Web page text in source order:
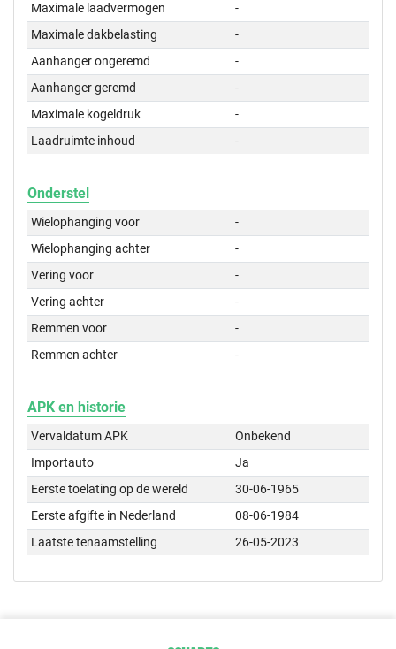
Maximale laadvermogen
-
Maximale dakbelasting
-
Aanhanger ongeremd
-
Aanhanger geremd
-
Maximale kogeldruk
-
Laadruimte inhoud
-
Onderstel
Wielophanging voor
-
Wielophanging achter
-
Vering voor
-
Vering achter
-
Remmen voor
-
Remmen achter
-
APK en historie
Vervaldatum APK
Onbekend
Importauto
Ja
Eerste toelating op de wereld
30-06-1965
Eerste afgifte in Nederland
08-06-1984
Laatste tenaamstelling
26-05-2023